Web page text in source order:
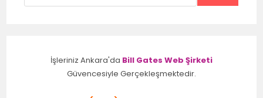
İşleriniz Ankara'da Bill Gates Web Şirketi
Güvencesiyle Gerçekleşmektedir.